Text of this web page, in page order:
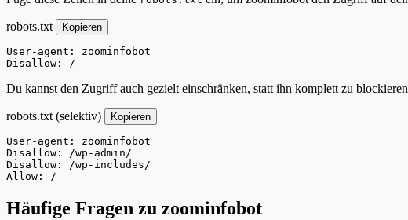
robots.txt Kopieren
User-agent: zoominfobot
Disallow: /
Du kannst den Zugriff auch gezielt einschränken, statt ihn komplett zu
robots.txt (selektiv) Kopieren
User-agent: zoominfobot
Disallow: /wp-admin/
Disallow: /wp-includes/
Allow: /
Häufige Fragen zu zoominfobot